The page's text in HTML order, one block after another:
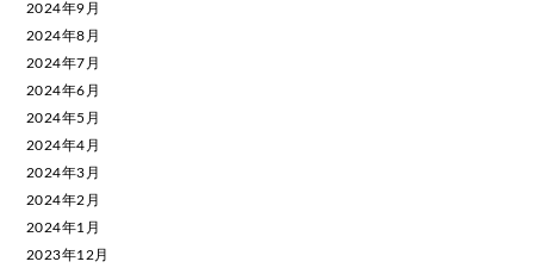
2024年9月
2024年8月
2024年7月
2024年6月
2024年5月
2024年4月
2024年3月
2024年2月
2024年1月
2023年12月